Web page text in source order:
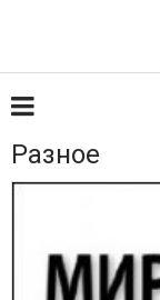
Разное